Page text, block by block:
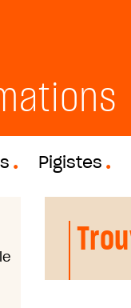
Pigistes